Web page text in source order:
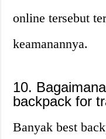
online tersebut
keamanannya.
10.
backpack for
Banyak best